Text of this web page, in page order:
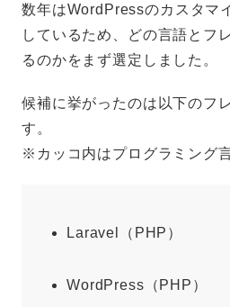
数年はWordPressのカスタマ
しているため、どの言語とフ
るのかをまず選定しました。
候補に挙がったのは以下のフ
す。
※カッコ内はプログラミング
Laravel（PHP）
WordPress（PHP）